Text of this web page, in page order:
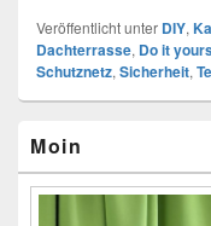
Veröffentlicht unter DIY,
Dachterrasse, Do it
Schutznetz, Sicherheit,
Seitenleisten-
Widgetbereich
Moin